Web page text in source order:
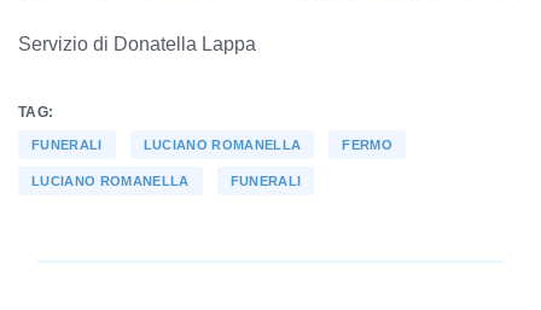
Servizio di Donatella Lappa
TAG:
FUNERALI LUCIANO ROMANELLA FERMO
LUCIANO ROMANELLA FUNERALI